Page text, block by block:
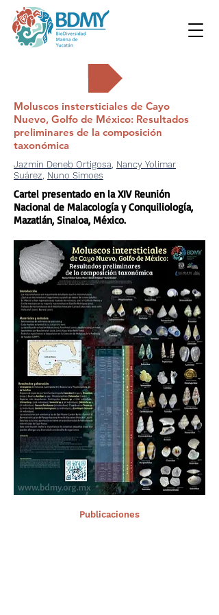
Moluscos instersticiales de Cayo
Nuevo, Golfo de México: Resultados
preliminares de la composición
taxonómica
Jazmín Deneb Ortigosa, Nancy Yolimar
Suárez, Nuno Simoes
Cartel presentado en la XIV Reunión
Nacional de Malacología y Conquiliología,
Mazatlán, Sinaloa, México.
Publicaciones